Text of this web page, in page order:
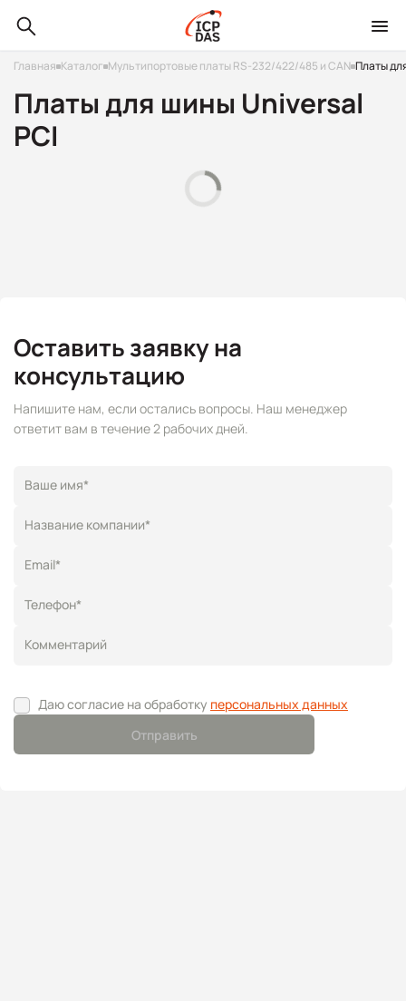
Главная Каталог Мультипортовые платы RS-232/422/485 и CAN Платы
Платы для шины Universal
PCI
Оставить заявку на
консультацию
Напишите нам, если остались вопросы. Наш менеджер
ответит вам в течение 2 рабочих дней.
Ваше имя*
Название компании*
Телефон*
Email*
Комментарий
Даю согласие на обработку персональных данных
Отправить